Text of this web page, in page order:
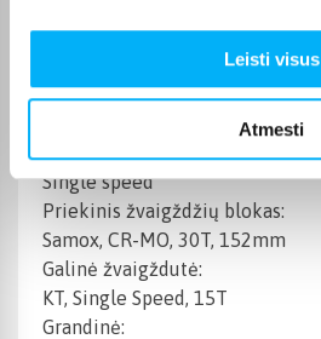
Leisti visus
Atmesti
Pavarų skaičius:
Pavarų sistema:
Pavarų tipas:
Single speed
Priekinis žvaigždžių blokas:
Samox, CR-MO, 30T, 152mm
Galinė žvaigždutė:
KT, Single Speed, 15T
Grandinė: